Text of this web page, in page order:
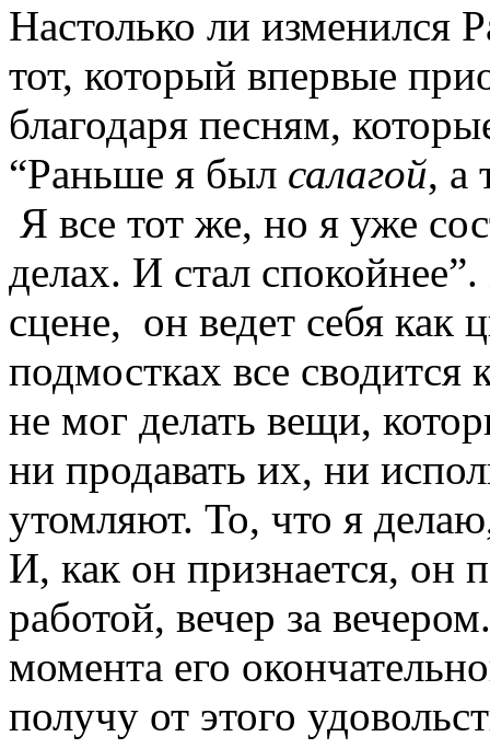
Настолько ли изменился
тот, который впервые
благодаря песням,
“Раньше я был салагой, а
Я все тот же, но я уже
делах. И стал
сцене, он ведет себя как
подмостках все сводится
не мог делать вещи,
ни продавать их, ни
утомляют. То, что я
И, как он признается, он
работой, вечер за
момента его
получу от этого